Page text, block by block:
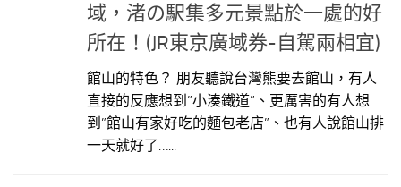
域，渚の駅集多元景點於一處的好
所在！(JR東京廣域券-自駕兩相宜)
館山的特色？ 朋友聽說台灣熊要去館山，有人
直接的反應想到”小湊鐵道”、更厲害的有人想
到”館山有家好吃的麵包老店”、也有人說館山排
一天就好了…...